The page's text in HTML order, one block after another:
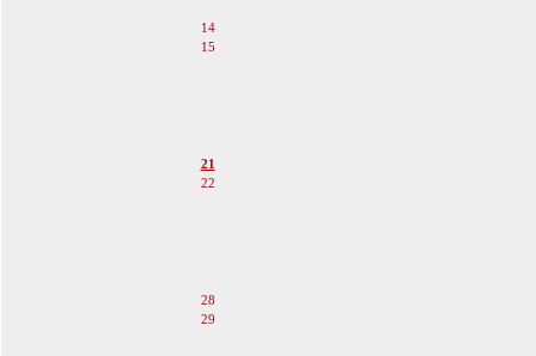
14
15
21
22
28
29